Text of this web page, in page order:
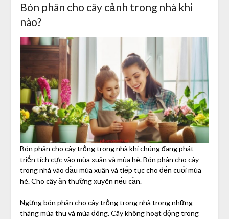
Bón phân cho cây cảnh trong nhà khi
nào?
Bón phân cho cây trồng trong nhà khi chúng đang phát
triển tích cực vào mùa xuân và mùa hè. Bón phân cho cây
trong nhà vào đầu mùa xuân và tiếp tục cho đến cuối mùa
hè. Cho cây ăn thường xuyên nếu cần.
Ngừng bón phân cho cây trồng trong nhà trong những
tháng mùa thu và mùa đông. Cây không hoạt động trong